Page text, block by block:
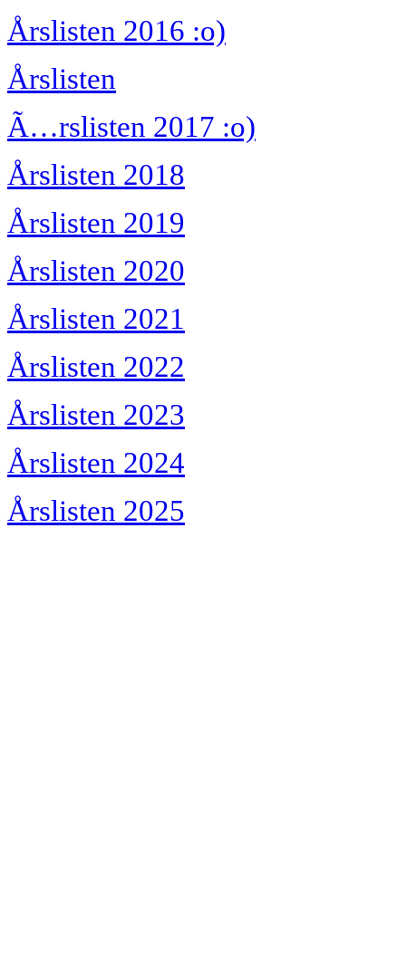
Årslisten 2016 :o)
Årslisten
Ã…rslisten 2017 :o)
Årslisten 2018
Årslisten 2019
Årslisten 2020
Årslisten 2021
Årslisten 2022
Årslisten 2023
Årslisten 2024
Årslisten 2025